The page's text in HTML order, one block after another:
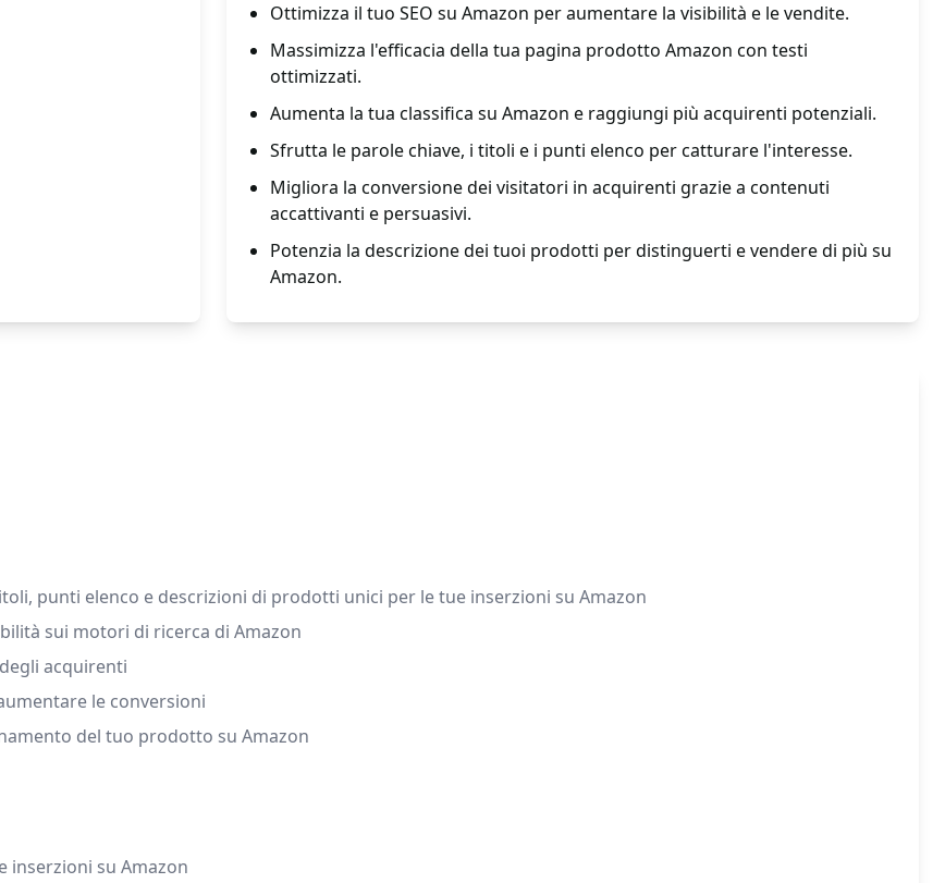
Ottimizza il tuo SEO su Amazon per aumentare la visibilità e le vendite.
Massimizza l'efficacia della tua pagina prodotto Amazon con testi
ottimizzati.
Aumenta la tua classifica su Amazon e raggiungi più acquirenti potenziali.
Sfrutta le parole chiave, i titoli e i punti elenco per catturare l'interesse.
Migliora la conversione dei visitatori in acquirenti grazie a contenuti
accattivanti e persuasivi.
Potenzia la descrizione dei tuoi prodotti per distinguerti e vendere di più su
Amazon.
punti elenco e descrizioni di prodotti unici per le tue inserzioni su Amazon
sui motori di ricerca di Amazon
acquirenti
le conversioni
del tuo prodotto su Amazon
inserzioni su Amazon